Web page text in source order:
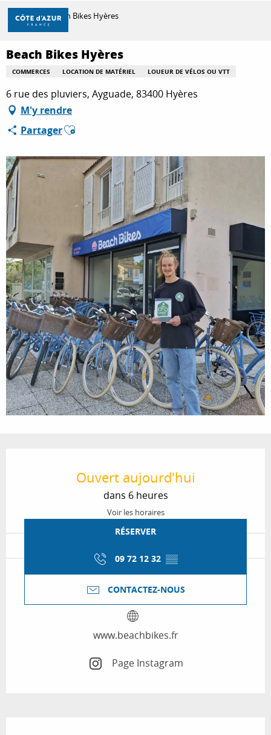
Aller
contenu
principal
DÉCOUVRIR
À FAIRE
SÉJOURNER
Accueil Beach Bikes Hyères
Beach Bikes Hyères
COMMERCES LOCATION DE MATÉRIEL LOUEUR DE VÉLOS OU VTT
6 rue des pluviers, Ayguade, 83400 Hyères
M'y rendre
PartagerAjouter aux favoris
Ouvert aujourd'hui
dans 6 heures
Voir les horaires
RÉSERVER
09 72 12 32 ▒▒
CONTACTEZ-NOUS
www.beachbikes.fr
Page Instagram